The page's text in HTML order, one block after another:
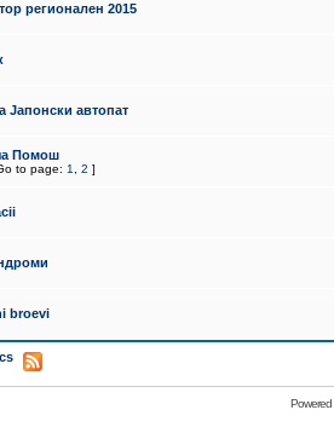
регионален 2015
Јапонски автопат
Помош
to page: 1 2 ]
broevi